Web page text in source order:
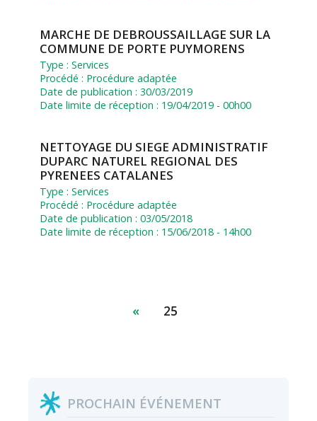
MARCHE DE DEBROUSSAILLAGE SUR LA
COMMUNE DE PORTE PUYMORENS
Type : Services
Procédé : Procédure adaptée
Date de publication : 30/03/2019
Date limite de réception : 19/04/2019 - 00h00
NETTOYAGE DU SIEGE ADMINISTRATIF
DUPARC NATUREL REGIONAL DES
PYRENEES CATALANES
Type : Services
Procédé : Procédure adaptée
Date de publication : 03/05/2018
Date limite de réception : 15/06/2018 - 14h00
« 25
PROCHAIN ÉVÉNEMENT